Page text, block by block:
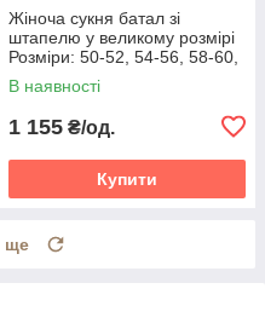
Жіноча сукня батал зі
штапелю у великому розмірі
Розміри: 50-52, 54-56, 58-60,
62-64
В наявності
1 155 ₴/од.
Купити
ще